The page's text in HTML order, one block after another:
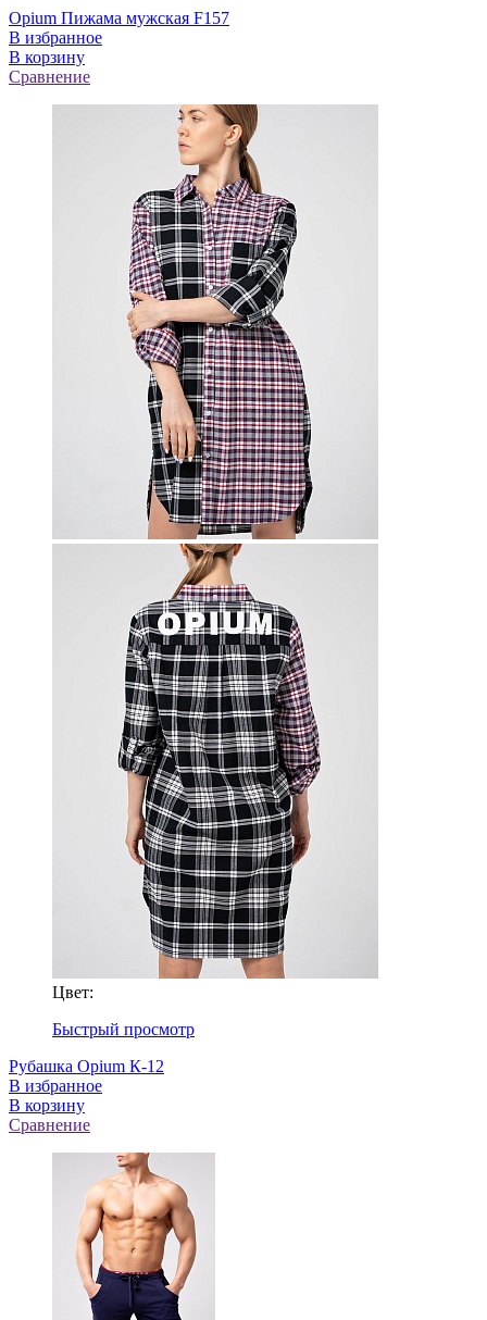
Opium Пижама мужская F157
В избранное
В корзину
Сравнение
Цвет:
Быстрый просмотр
Рубашка Opium К-12
В избранное
В корзину
Сравнение